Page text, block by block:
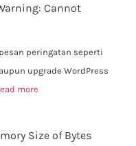
Cannot
peringatan seperti
upgrade WordPress
more
Size of Bytes